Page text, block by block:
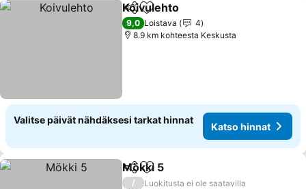
Jaa Lisää suosikkeihin
Koivulehto
9,0 Loistava
4
8.9 km kohteesta Keskusta
Valitse päivät nähdäksesi tarkat hinnat
Katso hinnat
Jaa Lisää suosikkeihin
Mökki 5
/
Luokitusta ei ole saatavilla